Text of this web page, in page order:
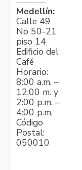
Medellín:
Calle 49
No 50-21
piso 14
Edificio del
Café
Horario:
8:00 a.m. –
12:00 m. y
2:00 p.m. –
4:00 p.m.
Código
Postal:
050010